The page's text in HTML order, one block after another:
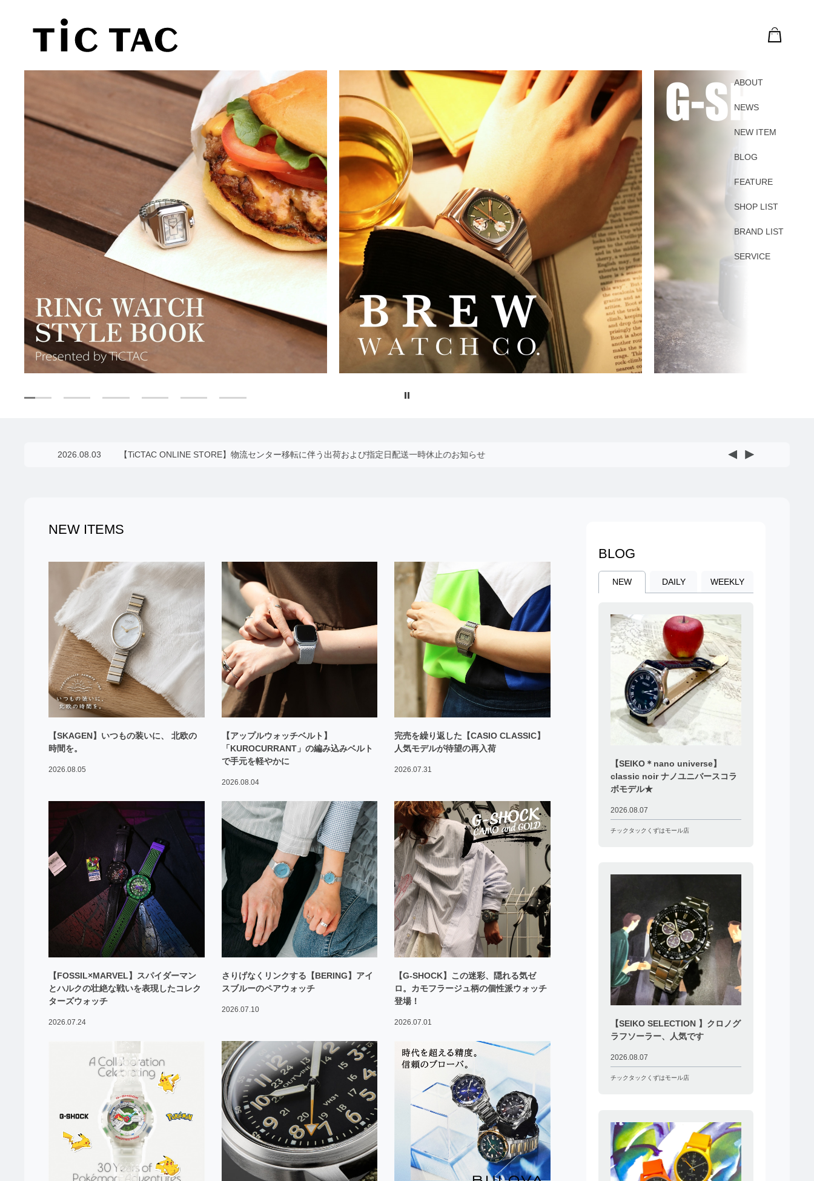
ABOUT
NEWS
NEW ITEM
BLOG
FEATURE
SHOP LIST
BRAND LIST
SERVICE
2026.05.27 【6/1～】価格変更のご案内
NEW ITEMS
【SKAGEN】いつもの装いに、 北欧の
時間を。
2026.08.05
【アップルウォッチベルト】
「KUROCURRANT」の編み込みベルト
で手元を軽やかに
2026.08.04
完売を繰り返した【CASIO CLASSIC】
人気モデルが待望の再入荷
2026.07.31
【FOSSIL×MARVEL】スパイダーマン
とハルクの壮絶な戦いを表現したコレク
ターズウォッチ
2026.07.24
さりげなくリンクする【BERING】アイ
スブルーのペアウォッチ
2026.07.10
【G-SHOCK】この迷彩、隠れる気ゼ
ロ。カモフラージュ柄の個性派ウォッチ
登場！
2026.07.01
BLOG
NEW DAILY WEEKLY
【SEIKO＊nano universe】
classic noir ナノユニバースコラ
ボモデル★
2026.08.07
チックタックくずはモール店
【SEIKO SELECTION 】クロノグ
ラフソーラー、人気です
2026.08.07
チックタックくずはモール店